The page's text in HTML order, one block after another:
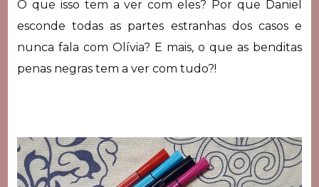
O que isso tem a ver com eles? Por que Daniel
esconde todas as partes estranhas dos casos e
nunca fala com Olívia? E mais, o que as benditas
penas negras tem a ver com tudo?!